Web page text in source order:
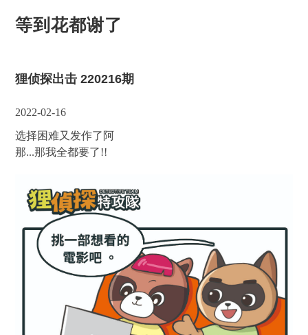
等到花都谢了
狸侦探出击 220216期
2022-02-16
选择困难又发作了阿
那...那我全都要了!!